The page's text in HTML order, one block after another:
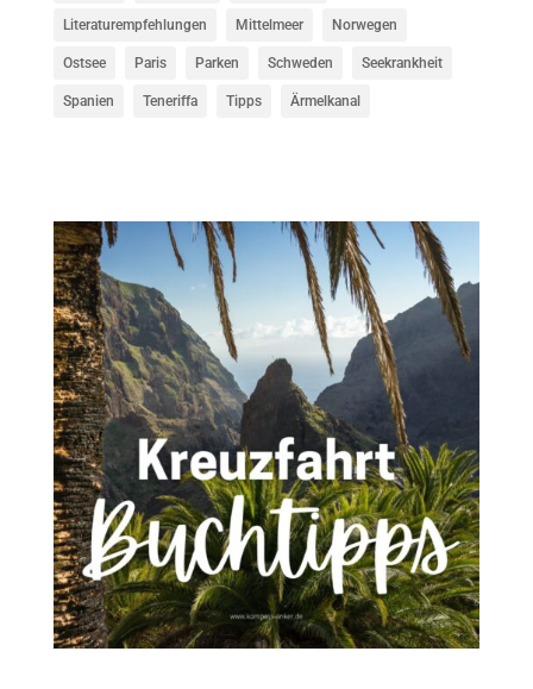
Literaturempfehlungen Mittelmeer Norwegen
Ostsee Paris Parken Schweden Seekrankheit
Spanien Teneriffa Tipps Ärmelkanal